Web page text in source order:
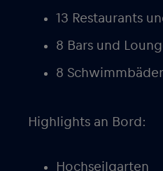
13 Restaurants
8 Bars und
8
Highlights an Bord:
Hochseilgarten